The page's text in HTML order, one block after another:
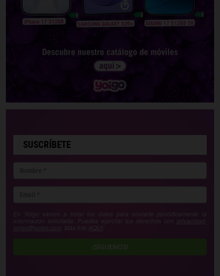
SUSCRÍBETE
En Yoigo vamos a tratar tus datos para enviarte periódicamente la
información solicitada. Puedes ejercitar tus derechos con privacidad-
yoigo@yoigo.com . Más Info AQUÍ
¡SÍGUENOS!